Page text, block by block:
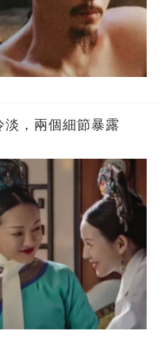
，兩個細節暴露